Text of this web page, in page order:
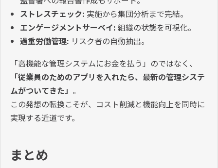
ストレスチェック: 実施から集団分析まで完結。
エンゲージメントサーベイ: 組織の状態を可視化。
過重労働管理: リスク者の自動抽出。
「高機能な管理システムにお金を払う」のではなく、
「従業員のためのアプリを入れたら、最新の管理システ
ムがついてきた」 。
この発想の転換こそが、コスト削減と機能向上を同時に
実現する近道です。
まとめ